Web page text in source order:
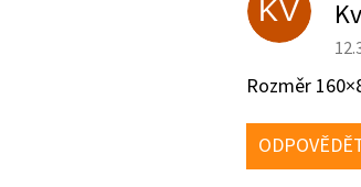
I
D
S
K
KV
Rozměr